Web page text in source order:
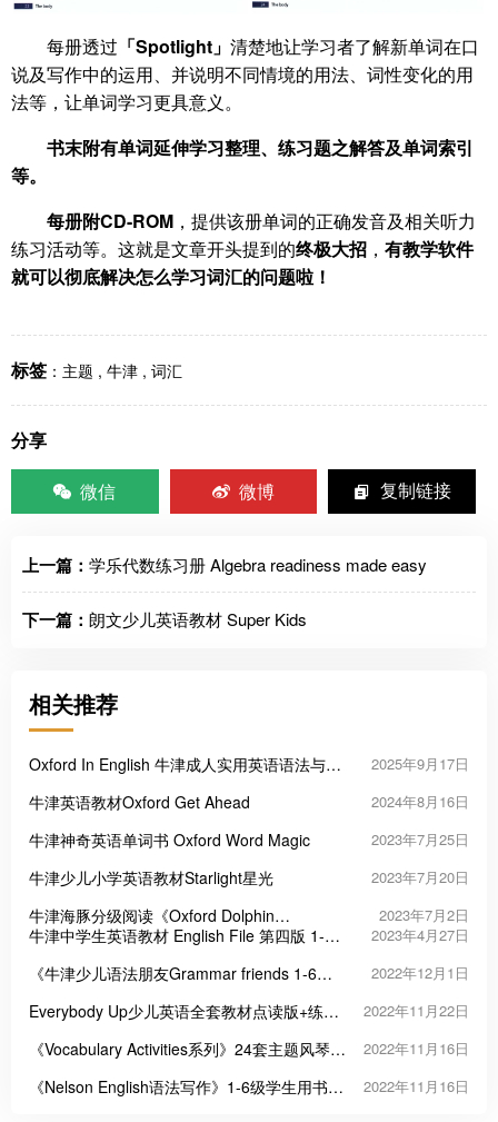
每册透过 「Spotlight」 清楚地让学习者了解新单词在口
说及写作中的运用、并说明不同情境的用法、词性变化的用
法等，让单词学习更具意义。
书末附有单词延伸学习整理、练习题之解答及单词索引
等。
每册附CD-ROM ，提供该册单词的正确发音及相关听力
练习活动等。这就是文章开头提到的终极大招 ， 有教学软件
就可以彻底解决怎么学习词汇的问题啦！
标签 ： 主题 , 牛津 , 词汇
分享
微信
微博 复制链接
上一篇： 学乐代数练习册 Algebra readiness made easy
下一篇： 朗文少儿英语教材 Super Kids
相关推荐
Oxford In English 牛津成人实用英语语法与词
2025年9月17日
牛津英语教材Oxford Get Ahead 2024年8月16日
牛津神奇英语单词书 Oxford Word Magic 2023年7月25日
牛津少儿小学英语教材Starlight星光 2023年7月20日
牛津海豚分级阅读《Oxford Dolphin
Readers》
2023年7月2日
牛津中学生英语教材 English File 第四版 1-8
2023年4月27日
《牛津少儿语法朋友Grammar friends 1-6》
2022年12月1日
Everybody Up少儿英语全套教材点读版+练习
2022年11月22日
《Vocabulary Activities系列》24套主题风琴书
2022年11月16日
《Nelson English语法写作》1-6级学生用书练
2022年11月16日